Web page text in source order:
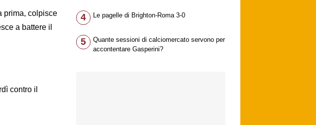
prima, colpisce
a battere il
contro il
4 Le pagelle di Brighton-Roma 3-0
5
Quante sessioni di calciomercato servono per
accontentare Gasperini?